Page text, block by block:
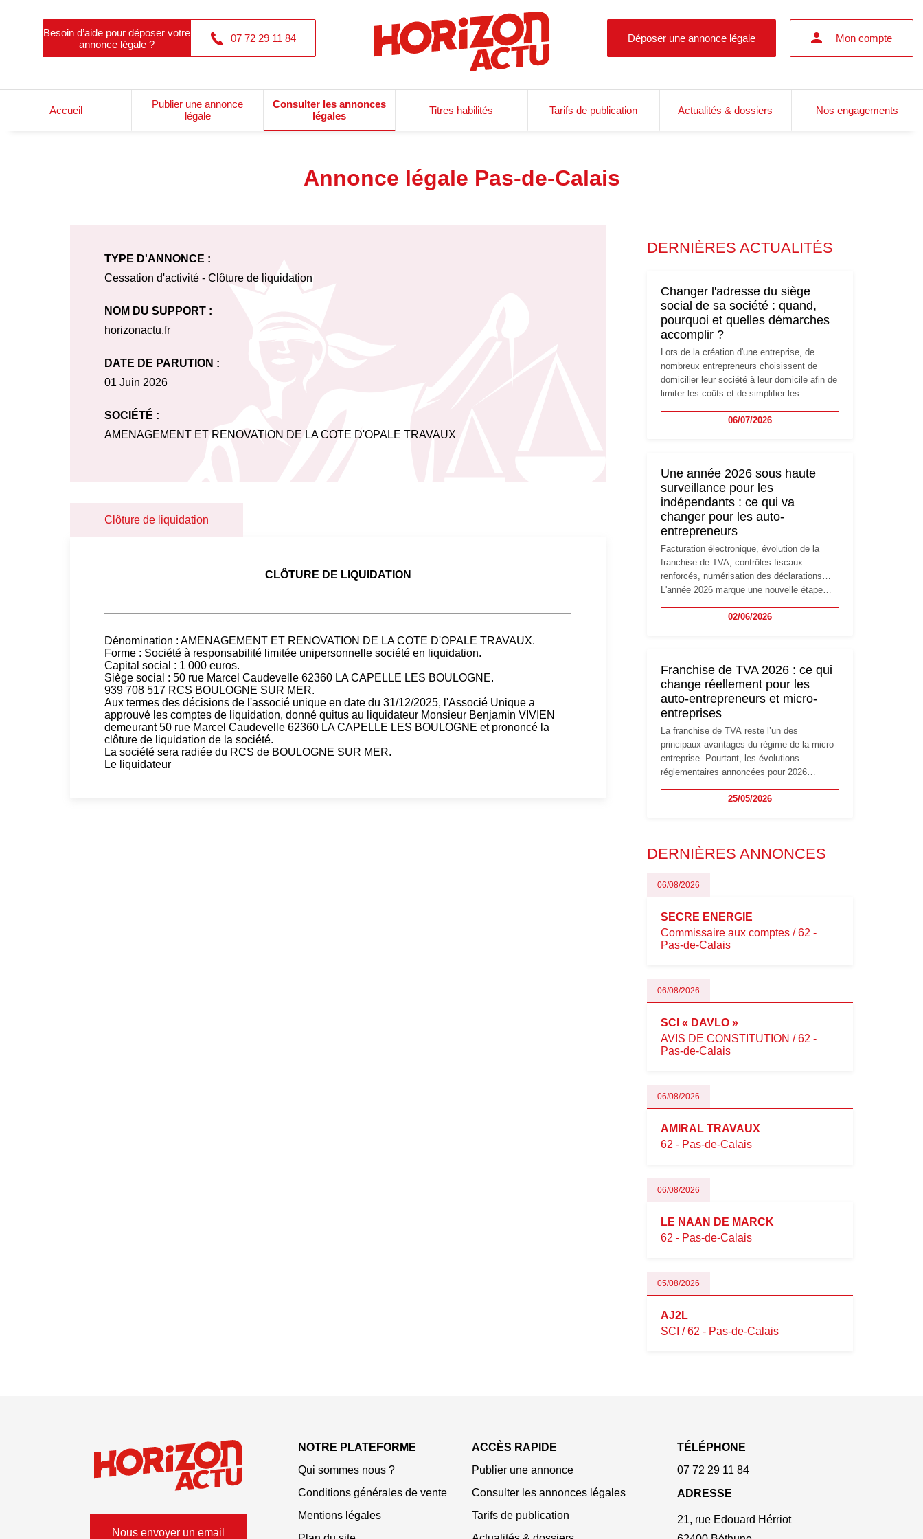
Besoin d’aide pour déposer votre
annonce légale ?
07 72 29 11 84 Déposer une annonce légale Mon compte
Accueil
Publier une annonce
légale
Consulter les annonces
légales
Titres habilités Tarifs de publication Actualités & dossiers Nos engagements
Annonce légale Pas-de-Calais
TYPE D'ANNONCE :
Cessation d'activité - Clôture de liquidation
NOM DU SUPPORT :
horizonactu.fr
DATE DE PARUTION :
01 Juin 2026
SOCIÉTÉ :
AMENAGEMENT ET RENOVATION DE LA COTE D'OPALE TRAVAUX
Clôture de liquidation
CLÔTURE DE LIQUIDATION
Dénomination : AMENAGEMENT ET RENOVATION DE LA COTE D'OPALE TRAVAUX.
Forme : Société à responsabilité limitée unipersonnelle société en liquidation.
Capital social : 1 000 euros.
Siège social : 50 rue Marcel Caudevelle 62360 LA CAPELLE LES BOULOGNE.
939 708 517 RCS BOULOGNE SUR MER.
Aux termes des décisions de l'associé unique en date du 31/12/2025, l'Associé Unique a
approuvé les comptes de liquidation, donné quitus au liquidateur Monsieur Benjamin VIVIEN
demeurant 50 rue Marcel Caudevelle 62360 LA CAPELLE LES BOULOGNE et prononcé la
clôture de liquidation de la société.
La société sera radiée du RCS de BOULOGNE SUR MER.
Le liquidateur
DERNIÈRES ACTUALITÉS
Changer l'adresse du siège
social de sa société : quand,
pourquoi et quelles démarches
accomplir ?
Lors de la création d'une entreprise, de
nombreux entrepreneurs choisissent de
domicilier leur société à leur domicile afin de
limiter les coûts et de simplifier les
l'activité, cette solution peut rapidement
siège social répond souvent à une nouvelle
étape de la vie de l'entreprise et implique
plusieurs formalités obligatoires.
06/07/2026
Une année 2026 sous haute
surveillance pour les
indépendants : ce qui va
changer pour les auto-
entrepreneurs
Facturation électronique, évolution de la
franchise de TVA, contrôles fiscaux
renforcés, numérisation des déclarations…
L'année 2026 marque une nouvelle étape
travailleurs indépendants. Si le régime de la
réglementaire plus exigeant. Décryptage des
principaux changements et des précautions
à prendre pour éviter les mauvaises
surprises.
02/06/2026
Franchise de TVA 2026 : ce qui
change réellement pour les
auto-entrepreneurs et micro-
entreprises
La franchise de TVA reste l’un des
principaux avantages du régime de la micro-
entreprise. Pourtant, les évolutions
réglementaires annoncées pour 2026
les auto-entrepreneurs, artisans et
évoluent dans un contexte de contrôle
oblige les indépendants à rester
particulièrement vigilants.
25/05/2026
DERNIÈRES ANNONCES
06/08/2026
SECRE ENERGIE
Commissaire aux comptes / 62 -
Pas-de-Calais
06/08/2026
SCI « DAVLO »
AVIS DE CONSTITUTION / 62 -
Pas-de-Calais
06/08/2026
AMIRAL TRAVAUX
62 - Pas-de-Calais
06/08/2026
LE NAAN DE MARCK
62 - Pas-de-Calais
05/08/2026
AJ2L
SCI / 62 - Pas-de-Calais
Nous envoyer un email
NOTRE PLATEFORME
Qui sommes nous ?
Conditions générales de vente
Mentions légales
ACCÈS RAPIDE
Publier une annonce
Consulter les annonces légales
Tarifs de publication
TÉLÉPHONE
07 72 29 11 84
ADRESSE
21, rue Edouard Hérriot